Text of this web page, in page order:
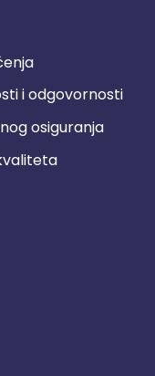
i odgovornosti
osiguranja